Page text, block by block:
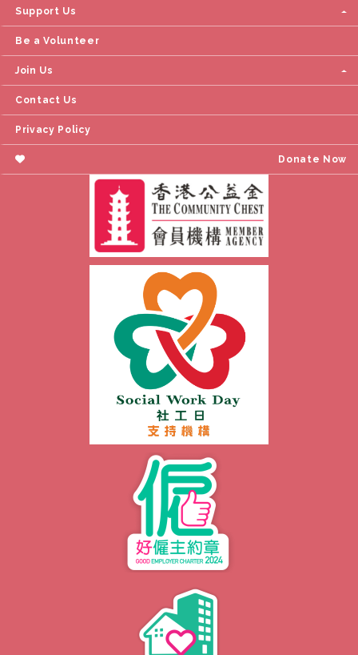
Support Us
Be a Volunteer
Join Us
Contact Us
Privacy Policy
Donate Now